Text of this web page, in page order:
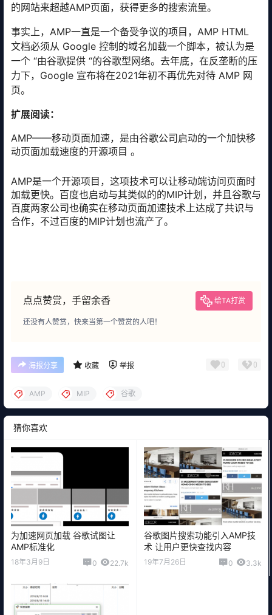
的网站来超越AMP页面，获得更多的搜索流量。
事实上，AMP一直是一个备受争议的项目，AMP HTML
文档必须从 Google 控制的域名加载一个脚本，被认为是
一个 “由谷歌提供 “的谷歌型网络。去年底，在反垄断的压
力下，Google 宣布将在2021年初不再优先对待 AMP 网
页。
扩展阅读：
AMP——移动页面加速，是由谷歌公司启动的一个加快移
动页面加载速度的开源项目 。
AMP是一个开源项目，这项技术可以让移动端访问页面时
加载更快。百度也启动与其类似的的MIP计划，并且谷歌与
百度两家公司也确实在移动页面加速技术上达成了共识与
合作，不过百度的MIP计划也流产了。
点点赞赏，手留余香 给TA打赏
还没有人赞赏，快来当第一个赞赏的人吧！
海报分享 收藏 举报 0 0
AMP MIP 谷歌
猜你喜欢
为加速网页加载 谷歌试图让
AMP标准化
18年3月9日 0 22.7k
谷歌图片搜索功能引入AMP技
术 让用户更快查找内容
19年7月26日 0 3.3k